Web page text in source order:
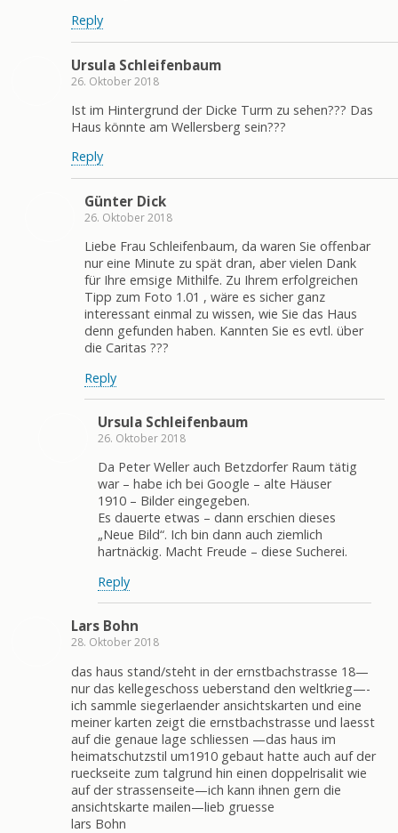
Reply
Ursula Schleifenbaum
26. Oktober 2018
Ist im Hintergrund der Dicke Turm zu sehen??? Das
Haus könnte am Wellersberg sein???
Reply
Günter Dick
26. Oktober 2018
Liebe Frau Schleifenbaum, da waren Sie offenbar
nur eine Minute zu spät dran, aber vielen Dank
für Ihre emsige Mithilfe. Zu Ihrem erfolgreichen
Tipp zum Foto 1.01 , wäre es sicher ganz
interessant einmal zu wissen, wie Sie das Haus
denn gefunden haben. Kannten Sie es evtl. über
die Caritas ???
Reply
Ursula Schleifenbaum
26. Oktober 2018
Da Peter Weller auch Betzdorfer Raum tätig
war – habe ich bei Google – alte Häuser
1910 – Bilder eingegeben.
Es dauerte etwas – dann erschien dieses
„Neue Bild“. Ich bin dann auch ziemlich
hartnäckig. Macht Freude – diese Sucherei.
Reply
Lars Bohn
28. Oktober 2018
das haus stand/steht in der ernstbachstrasse 18—
nur das kellegeschoss ueberstand den weltkrieg—-
ich sammle siegerlaender ansichtskarten und eine
meiner karten zeigt die ernstbachstrasse und laesst
auf die genaue lage schliessen —das haus im
heimatschutzstil um1910 gebaut hatte auch auf der
rueckseite zum talgrund hin einen doppelrisalit wie
auf der strassenseite—ich kann ihnen gern die
ansichtskarte mailen—lieb gruesse
lars Bohn